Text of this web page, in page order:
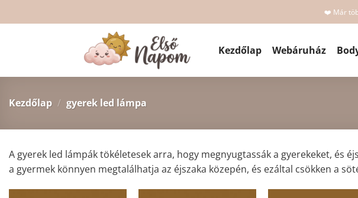
to
❤️ Már
Kezdőlap Webáruház
Kezdőlap / gyerek led lámpa
A gyerek led lámpák tökéletesek arra, hogy megnyugtassák a gyerekeket, és
a gyermek könnyen megtalálhatja az éjszaka közepén, és ezáltal csökken a